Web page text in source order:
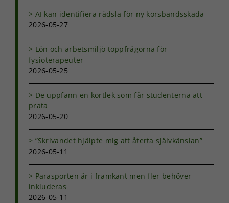
AI kan identifiera rädsla för ny korsbandsskada
2026-05-27
Lön och arbetsmiljö toppfrågorna för
fysioterapeuter
2026-05-25
De uppfann en kortlek som får studenterna att
prata
2026-05-20
”Skrivandet hjälpte mig att återta självkänslan”
2026-05-11
Parasporten är i framkant men fler behöver
inkluderas
2026-05-11
hemsidan.
Marknadsföring
Genom att dela
chansen att få se